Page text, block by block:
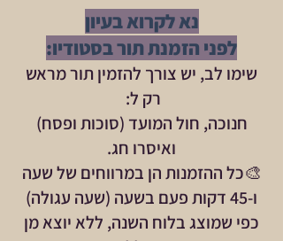
נא לקרוא בעיון
לפני הזמנת תור בסטודיו:
שימו לב, יש צורך להזמין תור מראש
רק ל:
חנוכה, חול המועד (סוכות ופסח)
ואיסרו חג.
🎨כל ההזמנות הן במרווחים של שעה
ו-45 דקות פעם בשעה (שעה עגולה)
כפי שמוצג בלוח השנה, ללא יוצא מן